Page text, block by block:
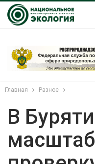
Главная Разное
В